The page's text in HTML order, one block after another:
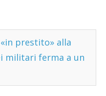
prestito» alla
militari ferma a un